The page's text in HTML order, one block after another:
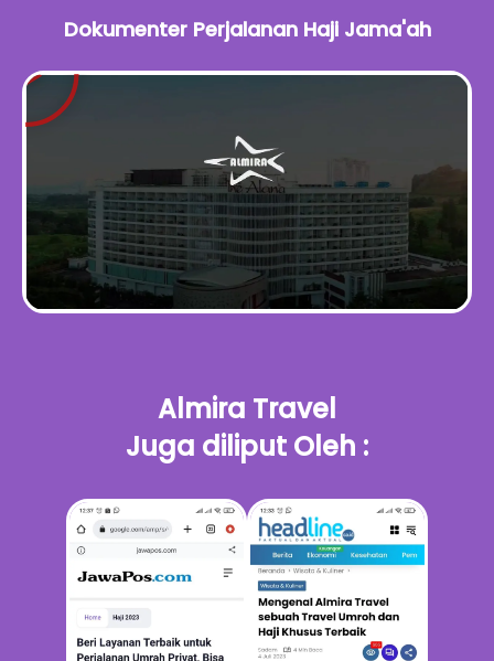
Dokumenter Perjalanan Haji Jama'ah
Almira Travel
Juga diliput Oleh :